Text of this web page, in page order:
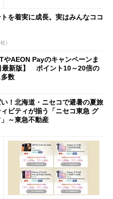
を着実に成長。実はみんなココ
）
やAEON Payのキャンペーンま
最新版】 ポイント10～20倍の
数
！北海道・ニセコで避暑の夏旅
ビティが揃う「ニセコ東急 グ
～東急不動産